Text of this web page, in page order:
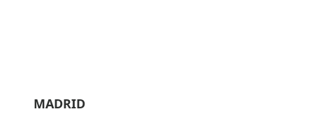
MADRID